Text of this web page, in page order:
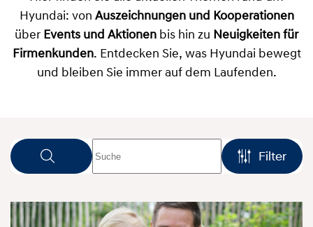
Hyundai: von Auszeichnungen und Kooperationen
über Events und Aktionen bis hin zu Neuigkeiten für
Firmenkunden. Entdecken Sie, was Hyundai bewegt
und bleiben Sie immer auf dem Laufenden.
Filter